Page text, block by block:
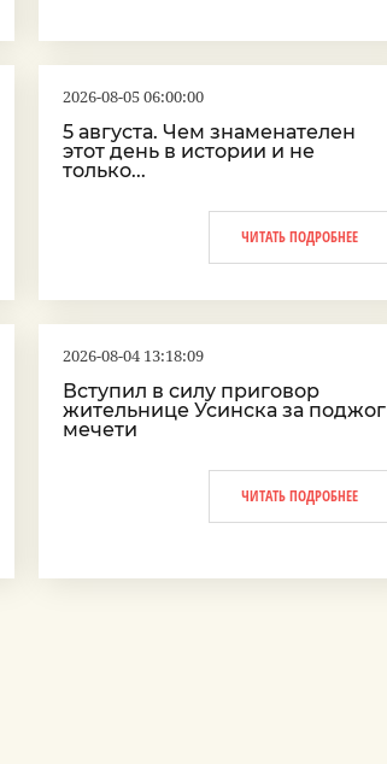
2026-08-05 06:00:00
5 августа. Чем знаменателен
этот день в истории и не
только...
ЧИТАТЬ ПОДРОБНЕЕ
2026-08-04 13:18:09
Вступил в силу приговор
жительнице Усинска за поджог
мечети
ЧИТАТЬ ПОДРОБНЕЕ